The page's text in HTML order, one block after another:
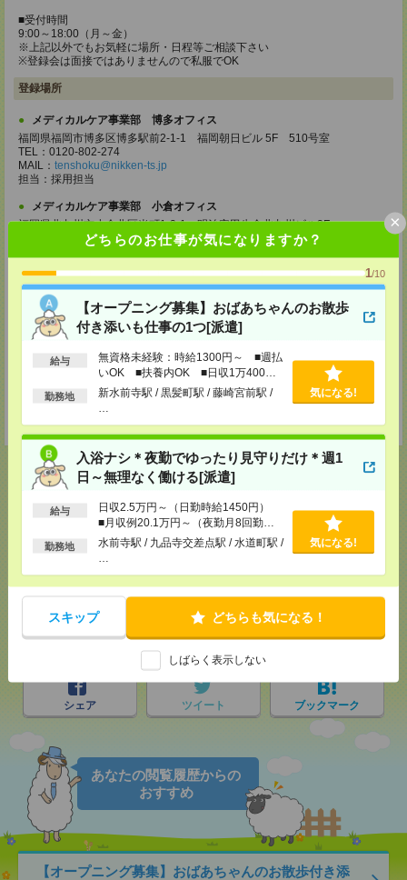
どちらのお仕事が気になりますか？
1/10
【オープニング募集】おばあちゃんのお散歩
付き添いも仕事の1つ[派遣]
給与
無資格未経験：時給1300円～ ■週払
いOK ■扶養内OK ■日収1万400円
以上
勤務地
新水前寺駅 / 黒髪町駅 / 藤崎宮前駅 /
気になる!
入浴ナシ＊夜勤でゆったり見守りだけ＊週1
日～無理なく働ける[派遣]
給与
日収2.5万円～（日勤時給1450円）
■月収例20.1万円～（夜勤月8回勤務
の場合）
勤務地
水前寺駅 / 九品寺交差点駅 / 水道町駅 /
気になる!
スキップ どちらも気になる！
しばらく表示しない
×
■受付時間
9:00～18:00（月～金）
※上記以外でもお気軽に場所・日程等ご相談下さい
※登録会は面接ではありませんので私服でOK
登録場所
メディカルケア事業部 博多オフィス
福岡県福岡市博多区博多駅前2-1-1 福岡朝日ビル 5F 510号室
TEL：0120-802-274
MAIL： tenshoku@nikken-ts.jp
担当：採用担当
メディカルケア事業部 小倉オフィス
福岡県北九州市小倉北区米町1-3-1 明治安田生命北九州ビル3F
担当：採用担当
メディカルケア事業部 熊本オフィス
熊本県熊本市中央区花畑町1-7 MY熊本ビル2F 2-3号室
TEL：0120-917-473
tenshoku@nikken-ts.jp
担当：採用担当
登録交通費
応募ページへ
気になる！ 電話応募
メール LINE
シェア ツイート ブックマーク
あなたの閲覧履歴からの
おすすめ
【オープニング募集】おばあちゃんのお散歩付き添